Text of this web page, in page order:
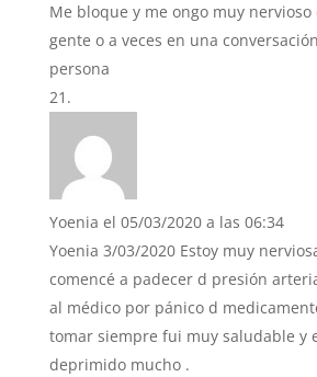
Me bloque y me ongo muy
gente o a veces en una
persona
Yoenia el 05/03/2020 a las 06:34
Yoenia 3/03/2020 Estoy muy
comencé a padecer d presión
al médico por pánico d
tomar siempre fui muy saludable y
deprimido mucho .